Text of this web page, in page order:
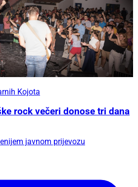
Kojota
rock večeri donose tri dana
javnom prijevozu